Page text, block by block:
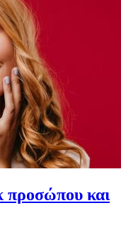
προσώπου και